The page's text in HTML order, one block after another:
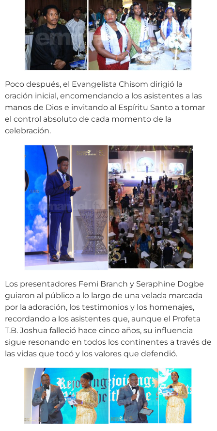
Poco después, el Evangelista Chisom dirigió la
oración inicial, encomendando a los asistentes a las
manos de Dios e invitando al Espíritu Santo a tomar
el control absoluto de cada momento de la
celebración.
Los presentadores Femi Branch y Seraphine Dogbe
guiaron al público a lo largo de una velada marcada
por la adoración, los testimonios y los homenajes,
recordando a los asistentes que, aunque el Profeta
T.B. Joshua falleció hace cinco años, su influencia
sigue resonando en todos los continentes a través de
las vidas que tocó y los valores que defendió.